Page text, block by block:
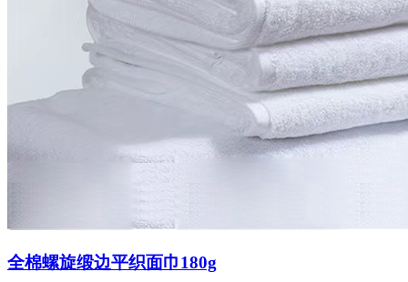
全棉螺旋缎边平织面巾180g